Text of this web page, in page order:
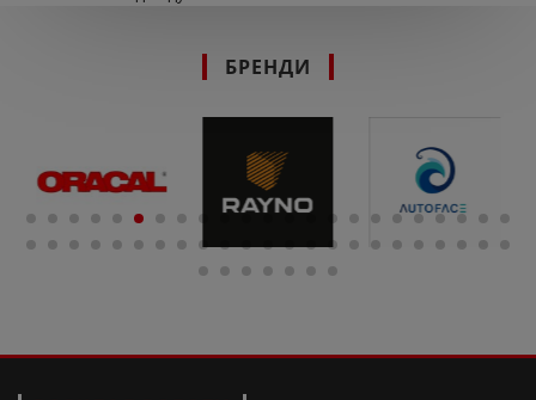
БРЕНДИ